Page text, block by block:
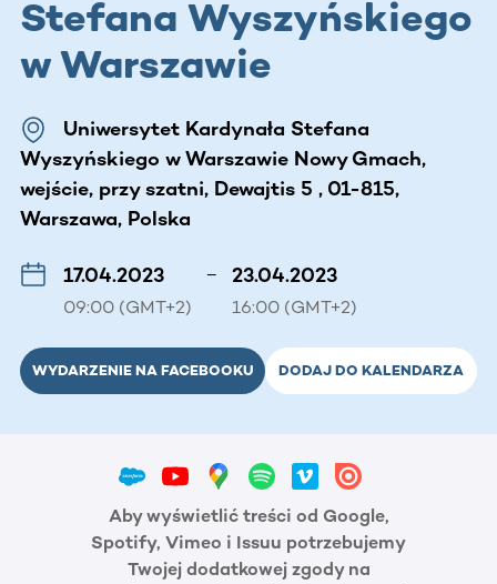
Stefana Wyszyńskiego
w Warszawie
Uniwersytet Kardynała Stefana
Wyszyńskiego w Warszawie Nowy Gmach,
wejście, przy szatni, Dewajtis 5 , 01-815,
Warszawa, Polska
17.04.2023
09:00 (GMT+2)
– 23.04.2023
16:00 (GMT+2)
WYDARZENIE NA FACEBOOKU DODAJ DO KALENDARZA
Aby wyświetlić treści od Google,
Spotify, Vimeo i Issuu potrzebujemy
Twojej dodatkowej zgody na